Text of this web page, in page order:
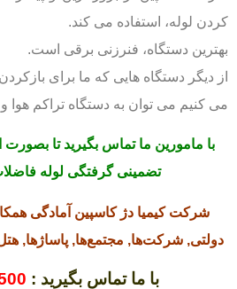
کردن لوله، استفاده می کند.
بهترین دستگاه، فنرزنی برقی است.
از دیگر دستگاه هایی که ما برای
می کنیم می توان به دستگاه تراکم
با مامورین ما تماس بگیرید تا
تضمینی گرفتگی لوله
شرکت کیمیا دژ کاسپین آمادگی
دولتی, شرکت‌ها, مجتمع‌ها, پاساژها,
با ما تماس بگیرید :